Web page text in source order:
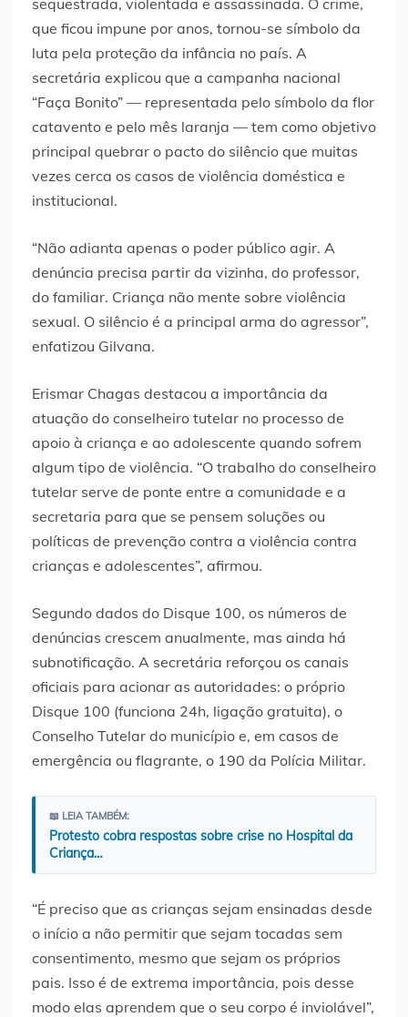
sequestrada, violentada e assassinada. O crime,
que ficou impune por anos, tornou-se símbolo da
luta pela proteção da infância no país. A
secretária explicou que a campanha nacional
“Faça Bonito” — representada pelo símbolo da flor
catavento e pelo mês laranja — tem como objetivo
principal quebrar o pacto do silêncio que muitas
vezes cerca os casos de violência doméstica e
institucional.
“Não adianta apenas o poder público agir. A
denúncia precisa partir da vizinha, do professor,
do familiar. Criança não mente sobre violência
sexual. O silêncio é a principal arma do agressor”,
enfatizou Gilvana.
Erismar Chagas destacou a importância da
atuação do conselheiro tutelar no processo de
apoio à criança e ao adolescente quando sofrem
algum tipo de violência. “O trabalho do conselheiro
tutelar serve de ponte entre a comunidade e a
secretaria para que se pensem soluções ou
políticas de prevenção contra a violência contra
crianças e adolescentes”, afirmou.
Segundo dados do Disque 100, os números de
denúncias crescem anualmente, mas ainda há
subnotificação. A secretária reforçou os canais
oficiais para acionar as autoridades: o próprio
Disque 100 (funciona 24h, ligação gratuita), o
Conselho Tutelar do município e, em casos de
emergência ou flagrante, o 190 da Polícia Militar.
📖 LEIA TAMBÉM:
Protesto cobra respostas sobre crise no Hospital da
Criança…
“É preciso que as crianças sejam ensinadas desde
o início a não permitir que sejam tocadas sem
consentimento, mesmo que sejam os próprios
pais. Isso é de extrema importância, pois desse
modo elas aprendem que o seu corpo é inviolável”,